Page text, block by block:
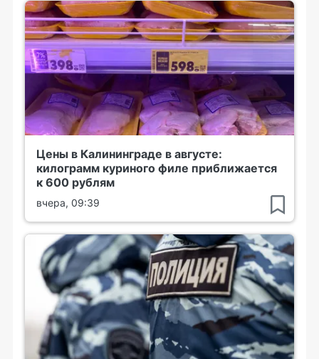
Цены в Калининграде в августе:
килограмм куриного филе приближается
к 600 рублям
вчера, 09:39